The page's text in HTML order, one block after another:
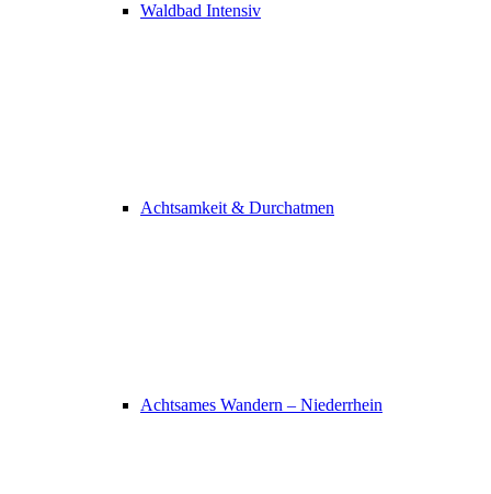
Waldbad Intensiv
Achtsamkeit & Durchatmen
Achtsames Wandern – Niederrhein